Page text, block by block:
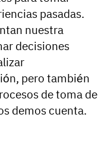
pasadas.
nuestra
decisiones
pero también
de toma de
demos cuenta.